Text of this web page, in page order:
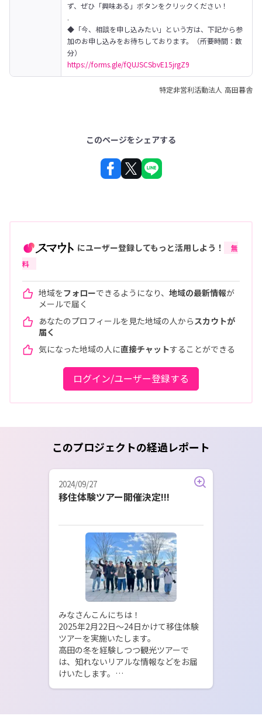
ず、ぜひ「興味ある」ボタンをクリックください！
.
◆「今、相談を申し込みたい」という方は、下記から参
加のお申し込みをお待ちしております。（所要時間：数
https://forms.gle/fQUJSCSbvE15jrgZ9
特定非営利活動法人 高田暮舎
このページをシェアする
にユーザー登録してもっと活用しよう！
無
料
地域をフォローできるようになり、 地域の最新情報が
メールで届く
あなたのプロフィールを見た地域の人から スカウトが
届く
気になった地域の人に直接チャットすることができる
ログイン/ユーザー登録する
このプロジェクトの経過レポート
2024/09/27
移住体験ツアー開催決定!!!
みなさんこんにちは！
2025年2月22日～24日かけて移住体験
ツアーを実施いたします。
高田の冬を経験しつつ観光ツアーで
は、知れないリアルな情報などをお届
けいたします。